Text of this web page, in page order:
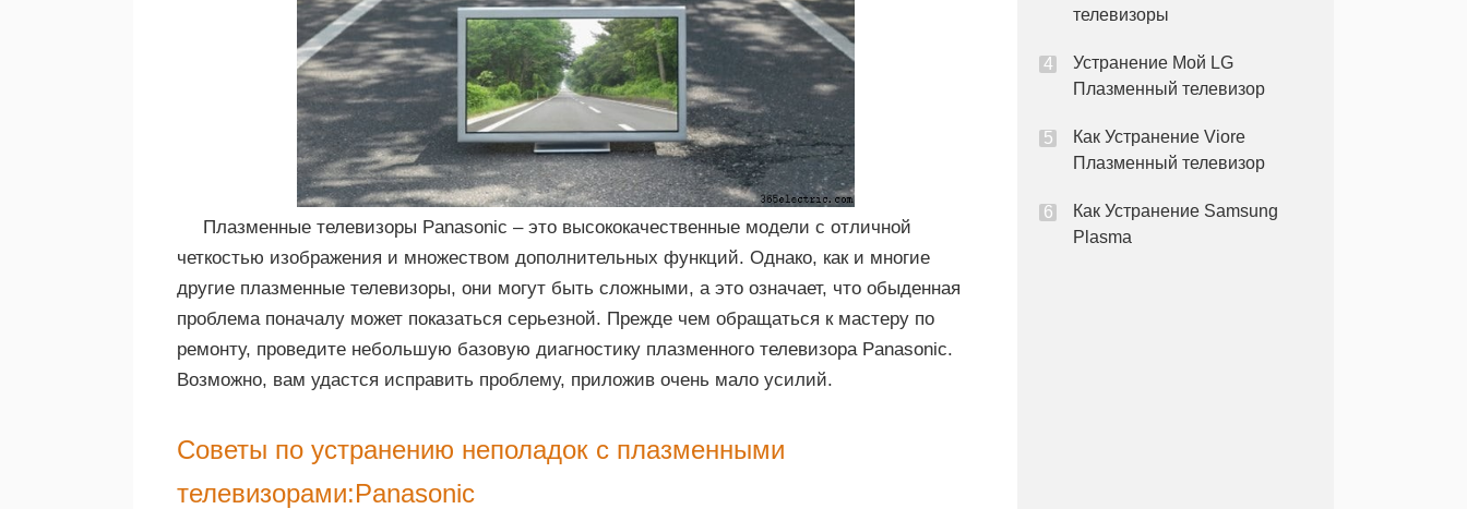
Плазменные телевизоры Panasonic – это высококачественные модели с отличной
четкостью изображения и множеством дополнительных функций. Однако, как и многие
другие плазменные телевизоры, они могут быть сложными, а это означает, что обыденная
проблема поначалу может показаться серьезной. Прежде чем обращаться к мастеру по
ремонту, проведите небольшую базовую диагностику плазменного телевизора Panasonic.
Возможно, вам удастся исправить проблему, приложив очень мало усилий.
Советы по устранению неполадок с плазменными
телевизорами:Panasonic
телевизоры
Устранение Мой LG
Плазменный телевизор
Как Устранение Viore
Плазменный телевизор
Как Устранение Samsung
Plasma